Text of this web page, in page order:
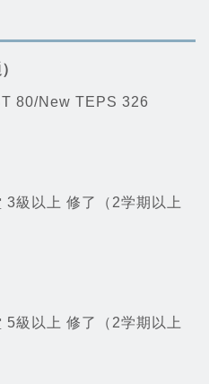
80/New TEPS 326
3級以上 修了（2学期以上
5級以上 修了（2学期以上